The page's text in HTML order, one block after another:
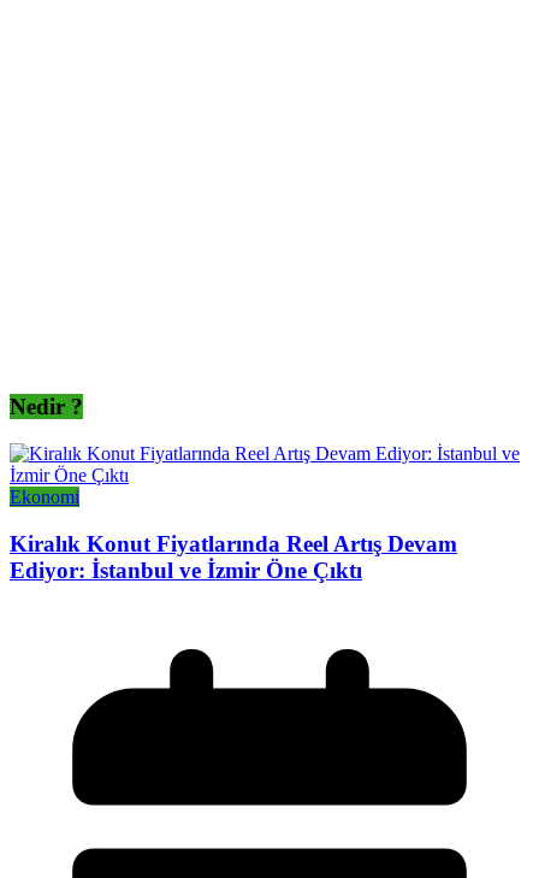
Nedir ?
Ekonomi
Kiralık Konut Fiyatlarında Reel Artış Devam
Ediyor: İstanbul ve İzmir Öne Çıktı